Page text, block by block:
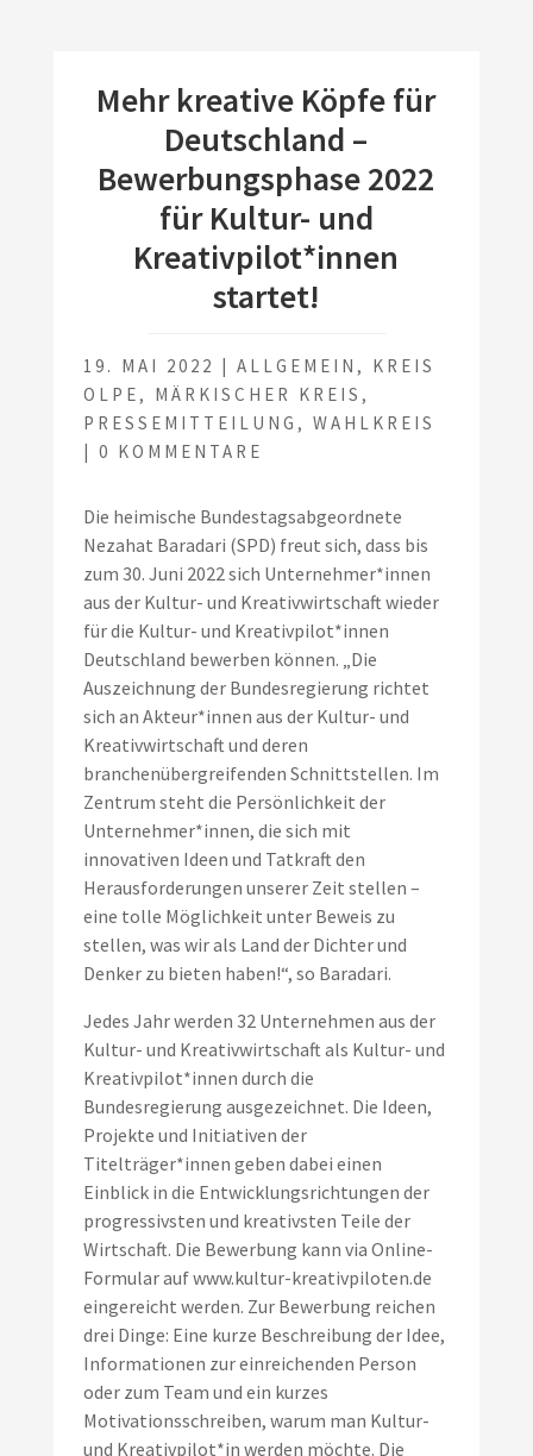
Mehr kreative Köpfe für
Deutschland –
Bewerbungsphase 2022
für Kultur- und
Kreativpilot*innen
startet!
19. MAI 2022 | ALLGEMEIN , KREIS
OLPE, MÄRKISCHER KREIS ,
PRESSEMITTEILUNG , WAHLKREIS
| 0 KOMMENTARE
Die heimische Bundestagsabgeordnete
Nezahat Baradari (SPD) freut sich, dass bis
zum 30. Juni 2022 sich Unternehmer*innen
aus der Kultur- und Kreativwirtschaft wieder
für die Kultur- und Kreativpilot*innen
Deutschland bewerben können. „Die
Auszeichnung der Bundesregierung richtet
sich an Akteur*innen aus der Kultur- und
Kreativwirtschaft und deren
branchenübergreifenden Schnittstellen. Im
Zentrum steht die Persönlichkeit der
Unternehmer*innen, die sich mit
innovativen Ideen und Tatkraft den
Herausforderungen unserer Zeit stellen –
eine tolle Möglichkeit unter Beweis zu
stellen, was wir als Land der Dichter und
Denker zu bieten haben!“, so Baradari.
Jedes Jahr werden 32 Unternehmen aus der
Kultur- und Kreativwirtschaft als Kultur- und
Kreativpilot*innen durch die
Bundesregierung ausgezeichnet. Die Ideen,
Projekte und Initiativen der
Titelträger*innen geben dabei einen
Einblick in die Entwicklungsrichtungen der
progressivsten und kreativsten Teile der
Wirtschaft. Die Bewerbung kann via Online-
Formular aufwww.kultur-kreativpiloten.de
eingereicht werden. Zur Bewerbung reichen
drei Dinge: Eine kurze Beschreibung der Idee,
Informationen zur einreichenden Person
oder zum Team und ein kurzes
Motivationsschreiben, warum man Kultur-
und Kreativpilot*in werden möchte. Die